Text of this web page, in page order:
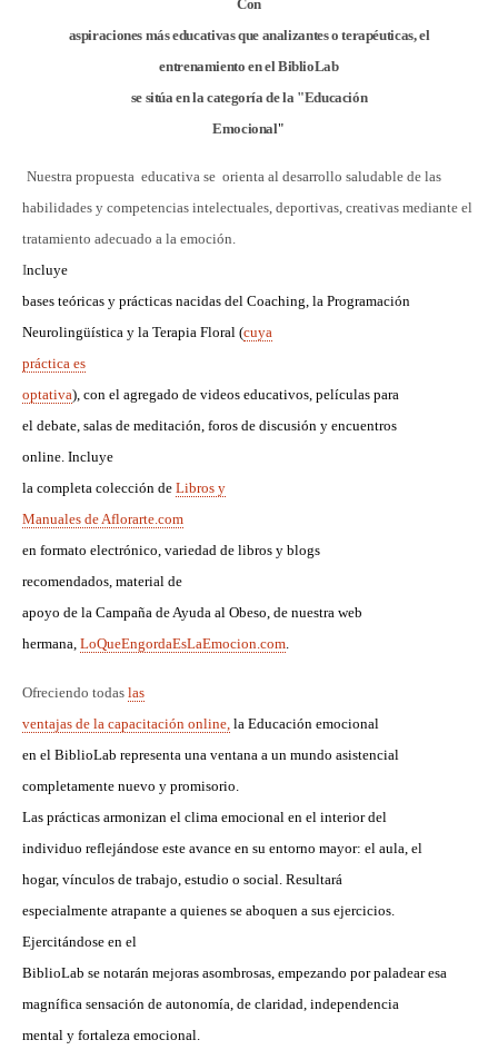
Con
aspiraciones más educativas que analizantes o terapéuticas, el
entrenamiento en el BiblioLab
se sitúa en la categoría de la "Educación
Emocional"
Nuestra propuesta educativa se orienta al desarrollo saludable de las
habilidades y competencias intelectuales, deportivas, creativas mediante el
tratamiento adecuado a la emoción.
Incluye
bases teóricas y prácticas nacidas del Coaching, la Programación
Neurolingüística y la Terapia Floral (cuya
práctica es
optativa), con el agregado de videos educativos, películas para
el debate, salas de meditación, foros de discusión y encuentros
online. Incluye
la completa colección de Libros y
Manuales de Aflorarte.com
en formato electrónico, variedad de libros y blogs
recomendados, material de
apoyo de la Campaña de Ayuda al Obeso, de nuestra web
hermana, LoQueEngordaEsLaEmocion.com.
Ofreciendo todas las
ventajas de la capacitación online, la Educación emocional
en el BiblioLab representa una ventana a un mundo asistencial
completamente nuevo y promisorio.
Las prácticas armonizan el clima emocional en el interior del
individuo reflejándose este avance en su entorno mayor: el aula, el
hogar, vínculos de trabajo, estudio o social. Resultará
especialmente atrapante a quienes se aboquen a sus ejercicios.
Ejercitándose en el
BiblioLab se notarán mejoras asombrosas, empezando por paladear esa
magnífica sensación de autonomía, de claridad, independencia
mental y fortaleza emocional.